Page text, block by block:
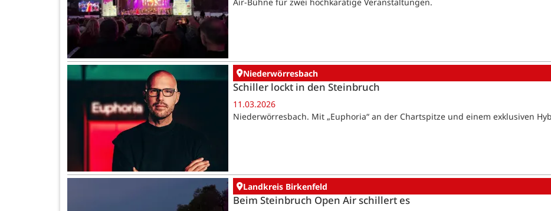
Niederwörresbach
Schiller lockt in den Steinbruch
11.03.2026
Niederwörresbach. Mit „Euphoria“ an der Chartspitze und einem exklusiven
Landkreis Birkenfeld
Beim Steinbruch Open Air schillert es